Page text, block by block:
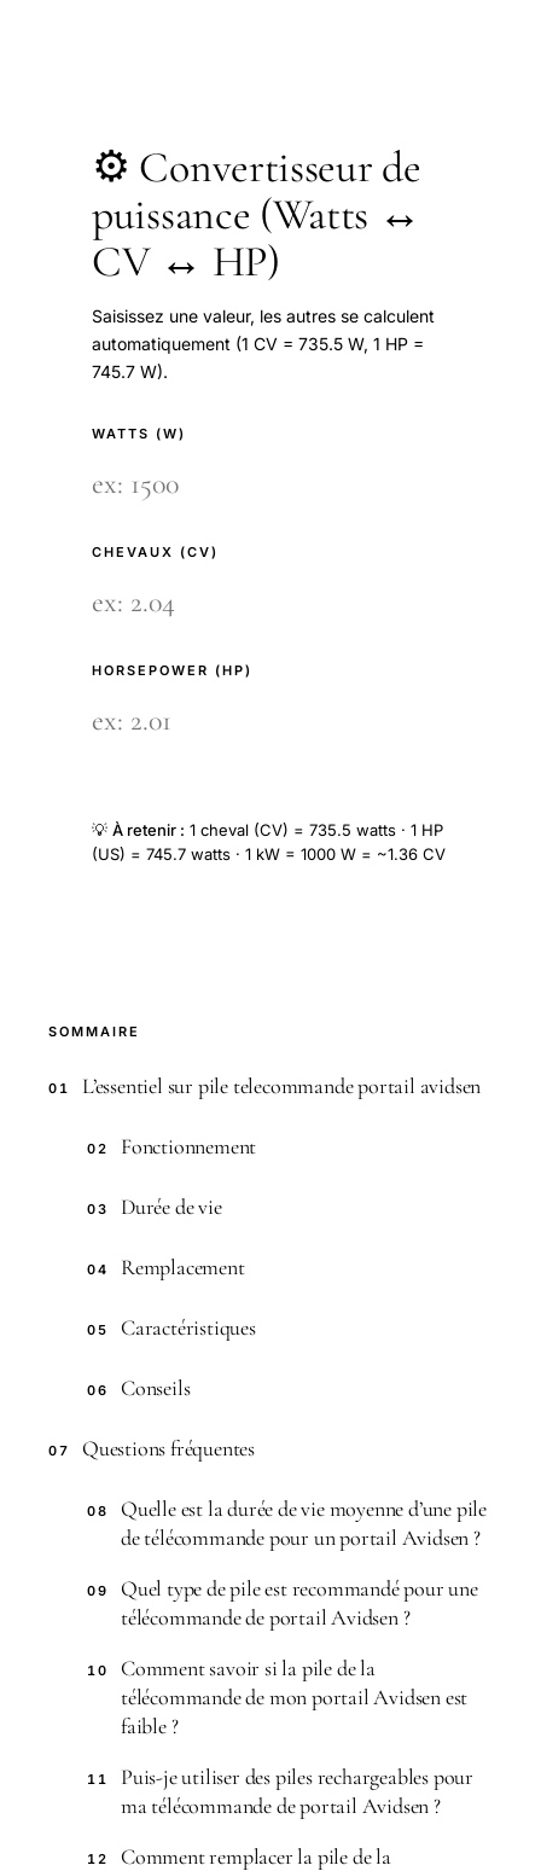
⚙️ Convertisseur de
puissance (Watts ↔
CV ↔ HP)
Saisissez une valeur, les autres se calculent
automatiquement (1 CV = 735.5 W, 1 HP =
745.7 W).
WATTS (W)
CHEVAUX (CV)
HORSEPOWER (HP)
💡 À retenir : 1 cheval (CV) = 735.5 watts · 1 HP
(US) = 745.7 watts · 1 kW = 1000 W = ~1.36 CV
SOMMAIRE
01 L’essentiel sur pile telecommande portail avidsen
02 Fonctionnement
03 Durée de vie
04 Remplacement
05 Caractéristiques
06 Conseils
07 Questions fréquentes
08
Quelle est la durée de vie moyenne d’une pile
de télécommande pour un portail Avidsen ?
09
Quel type de pile est recommandé pour une
télécommande de portail Avidsen ?
10
Comment savoir si la pile de la
télécommande de mon portail Avidsen est
faible ?
11
Puis-je utiliser des piles rechargeables pour
ma télécommande de portail Avidsen ?
12
Comment remplacer la pile de la